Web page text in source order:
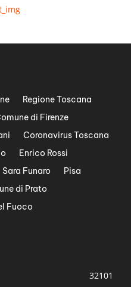
Regione Toscana
di Firenze
Coronavirus Toscana
Enrico Rossi
Sara Funaro
Pisa
di Prato
Fuoco
32101